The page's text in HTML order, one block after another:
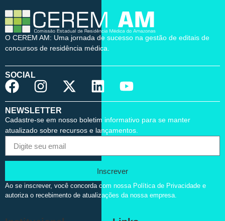
O CEREM AM: Uma jornada de sucesso na gestão de editais de
concursos de residência médica.
SOCIAL
NEWSLETTER
Cadastre-se em nosso boletim informativo para se manter
atualizado sobre recursos e lançamentos.
Inscrever
Ao se inscrever, você concorda com nossa Política de Privacidade e
autoriza o recebimento de atualizações da nossa empresa.